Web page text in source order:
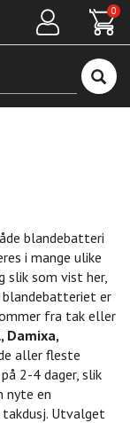
0
Søk
blandebatteri
i mange ulike
slik som vist her,
blandebatteriet er
fra tak eller
Damixa,
aller fleste
2-4 dager, slik
nyte en
takdusj. Utvalget